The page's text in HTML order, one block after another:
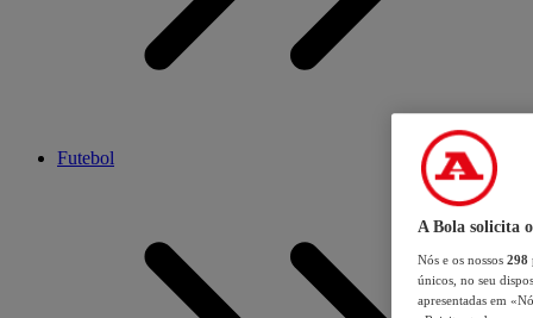
Futebol
A Bola solicita
Nós e os nossos 298
únicos, no seu
apresentadas em